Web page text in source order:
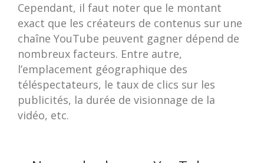
Cependant, il faut noter que le montant
exact que les créateurs de contenus sur une
chaîne YouTube peuvent gagner dépend de
nombreux facteurs. Entre autre,
l’emplacement géographique des
téléspectateurs, le taux de clics sur les
publicités, la durée de visionnage de la
vidéo, etc.